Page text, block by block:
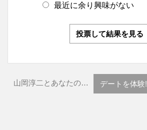
最近に余り興味がない
投票して結果を見る
山岡淳二とあなたの… デートを体験!